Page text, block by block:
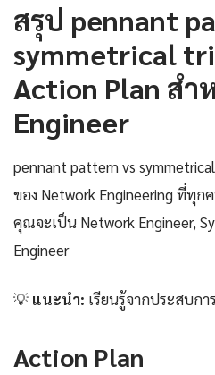
สรุป pennant
symmetrical
Action Plan สำ
Engineer
pennant pattern vs
ของ Network Engineering ที่ทุก
คุณจะเป็น Network Engineer,
Engineer
💡 แนะนำ: เรียนรู้จากประสบก
Action Plan